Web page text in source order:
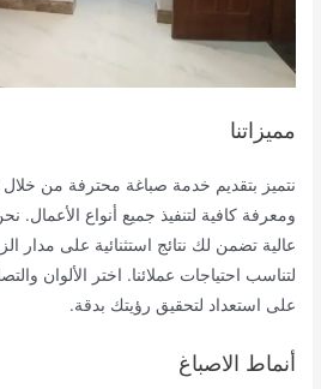
مميزاتنا
نتميز بتقديم خدمة صباغة محترفة من
ومعرفة كافية لتنفيذ جميع أنواع الأعمال.
عالية تضمن لك نتائج استثنائية على مدار
لتناسب احتياجات عملائنا. اختر الألوان
على استعداد لتحقيق رؤيتك بدقة.
أنماط الاصباغ